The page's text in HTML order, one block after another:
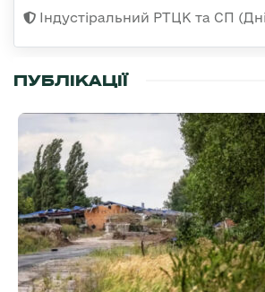
Індустіральний РТЦК та СП
ПУБЛІКАЦІЇ